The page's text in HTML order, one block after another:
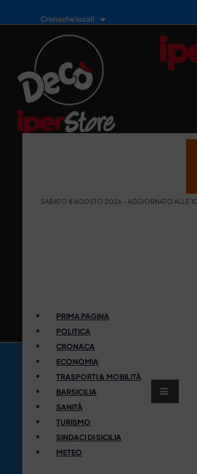
Cronache locali
SABATO 8 AGOSTO 2026 - AGGIORNATO ALLE
PRIMA PAGINA
POLITICA
CRONACA
ECONOMIA
TRASPORTI & MOBILITÀ
BARSICILIA
SANITÀ
TURISMO
SINDACI DI SICILIA
METEO